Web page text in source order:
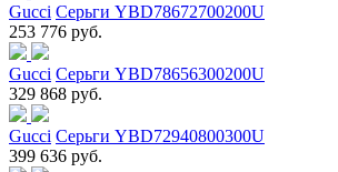
Gucci Серьги YBD78672700200U
253 776 руб.
Gucci Серьги YBD78656300200U
329 868 руб.
Gucci Серьги YBD72940800300U
399 636 руб.